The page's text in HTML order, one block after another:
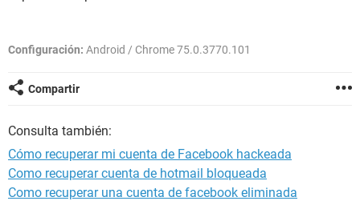
Configuración: Android / Chrome 75.0.3770.101
Compartir
Consulta también:
Cómo recuperar mi cuenta de Facebook hackeada
Como recuperar cuenta de hotmail bloqueada
Como recuperar una cuenta de facebook eliminada